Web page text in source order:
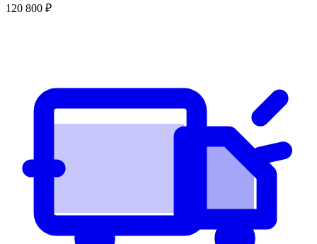
120 800 ₽